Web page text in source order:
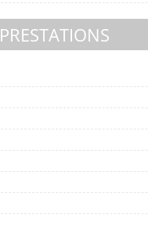
PRESTATIONS